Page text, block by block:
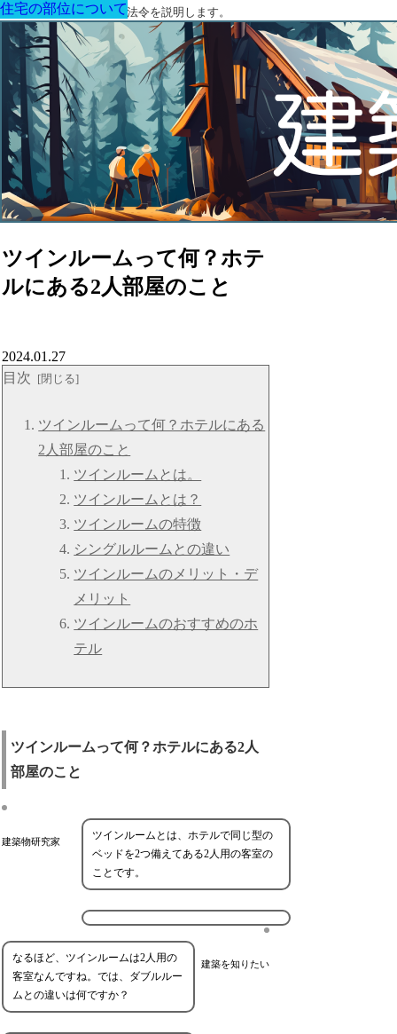
建築に関する用語と関連法令を説明します。
ツインルームって何？ホテ
ルにある2人部屋のこと
住宅の部位について
2024.01.27
目次
ツインルームって何？ホテルにある
2人部屋のこと
ツインルームとは。
ツインルームとは？
ツインルームの特徴
シングルルームとの違い
ツインルームのメリット・デ
メリット
ツインルームのおすすめのホ
テル
ツインルームって何？ホテルにある2人
部屋のこと
建築物研究家
ツインルームとは、ホテルで同じ型の
ベッドを2つ備えてある2人用の客室の
ことです。
建築を知りたい
なるほど、ツインルームは2人用の
客室なんですね。では、ダブルルー
ムとの違いは何ですか？
住宅の部位について
住宅の部位について
住宅の部位について
住宅の部位について
住宅の部位について
住宅の部位について